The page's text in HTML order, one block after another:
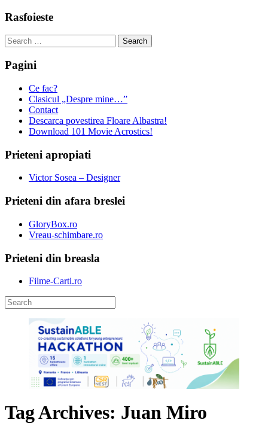
Rasfoieste
Search
for:
Pagini
Ce fac?
Clasicul „Despre mine…”
Contact
Descarca povestirea Floare Albastra!
Download 101 Movie Acrostics!
Prieteni apropiati
Victor Sosea – Designer
Prieteni din afara breslei
GloryBox.ro
Vreau-schimbare.ro
Prieteni din breasla
Filme-Carti.ro
Tag Archives: Juan Miro